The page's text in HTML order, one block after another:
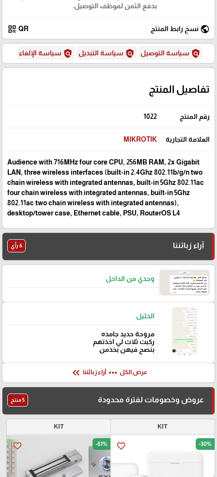
بدفع الثمن لموظف التوصيل.
public نسخ رابط المنتج QR
qr_code
policy سياسة التوصيل policy سياسة التبديل policy سياسة الإلغاء
تفاصيل المنتج
رقم المنتج 1022
العلامة التجارية MIKROTIK
Audience with 716MHz four core CPU, 256MB RAM, 2x Gigabit
LAN, three wireless interfaces (built-in 2.4Ghz 802.11b/g/n two
chain wireless with integrated antennas, built-in 5Ghz 802.11ac
four chain wireless with integrated antennas, built-in 5Ghz
802.11ac two chain wireless with integrated antennas),
desktop/tower case, Ethernet cable, PSU, RouterOS L4
آراء زبائننا 6 رأي
وجدي من الداخل
الخليل
مروحة حديد جامده
ركبت ثلاث لي اخذتهم
بنصح فيهن بخدمن
عرض الكل more_horiz آراء زبائننا keyboard_double_arrow_left
عروض وخصومات لفترة محدودة 5 منتج
KIT
favorite_border -30%
KIT
favorite_border -61%